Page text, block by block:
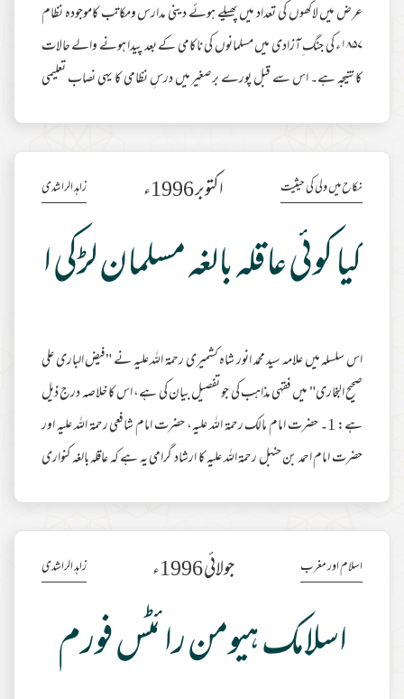
عرض میں لاکھوں کی تعداد میں پھیلے ہوئے دینی مدارس ومکاتب کاموجودہ نظام
۱۸۵۷ء کی جنگ ِآزادی میں مسلمانوں کی ناکامی کے بعد پیدا ہونے والے حالات
کانتیجہ ہے۔ اس سے قبل پورے برصغیر میں درسِ نظامی کا یہی نصاب تعلیمی
تقاضوں کو سامنے رکھ کرمرتب کیا گیا تھا اور جو اَب بھی ہمارے دینی مدارس میں
بدستور رائج چلا آرہا ہے۔فارسی اس دور میں سرکاری زبان تھی اور عدالتوں میں
فقہمزید مطالعہ
نکاح میں ولی کی حیثیت اکتوبر 1996ء زاہد الراشدی
کیا کوئی عاقلہ بالغہ مسلمان
اس سلسلہ میں علامہ سید محمد انور شاہ کشمیری رحمۃ اللہ علیہ نے "فیض الباری علی
صحیح البخاری" میں فقہی مذاہب کی جو تفصیل بیان کی ہے، اس کا خلاصہ درج ذیل
ہے: 1۔ حضرت امام مالک رحمۃ اللہ علیہ، حضرت امام شافعی رحمۃ اللہ علیہ اور
حضرت امام احمد بن حنبل رحمۃ اللہ علیہ کا ارشاد گرامی یہ ہے کہ عاقلہ بالغہ کنواری
اور رضا کی صورت میں بھی ایجاب و قبول کا اختیار لڑکی کو حاصل نہیں ہے بلکہ اس
کی طرف سے یہ ذمہ داری ولی سر انجام دے گا۔ 2۔
اسلام اور مغرب جولائی 1996ء زاہد الراشدی
اسلامک ہیومن رائٹس فورم